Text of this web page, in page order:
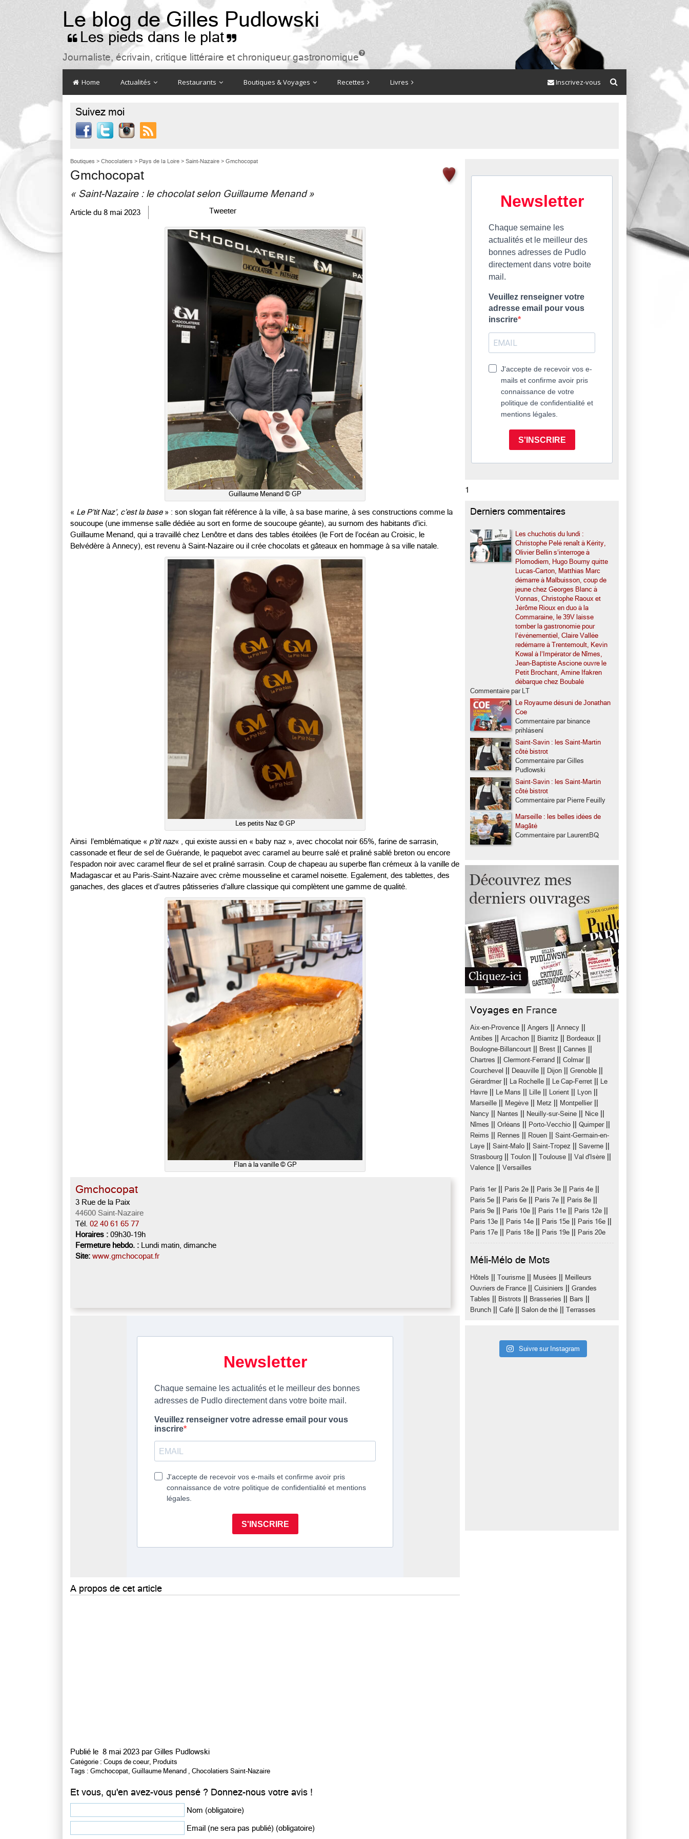
Le blog de Gilles Pudlowski
 Les pieds dans le plat 
Journaliste, écrivain, critique littéraire et chroniqueur gastronomique

Home Actualités Restaurants Boutiques & Voyages Recettes Livres Inscrivez-vous
Suivez moi

Boutiques > Chocolatiers > Pays de la Loire > Saint-Nazaire > Gmchocopat
Gmchocopat
« Saint-Nazaire : le chocolat selon Guillaume Menand »
Article du 8 mai 2023 Tweeter
Guillaume Menand © GP
« Le P’tit Naz’, c’est la base» : son slogan fait référence à la ville, à sa base marine, à ses constructions comme la
soucoupe (une immense salle dédiée au sort en forme de soucoupe géante), au surnom des habitants d’ici.
Guillaume Menand, qui a travaillé chez Lenôtre et dans des tables étoilées (le Fort de l’océan au Croisic, le
Belvédère à Annecy), est revenu à Saint-Nazaire ou il crée chocolats et gâteaux en hommage à sa ville natale.
Les petits Naz © GP
Ainsi l’emblématique « p’tit naz« , qui existe aussi en « baby naz », avec chocolat noir 65%, farine de sarrasin,
cassonade et fleur de sel de Guérande, le paquebot avec caramel au beurre salé et praliné sablé breton ou encore
l’espadon noir avec caramel fleur de sel et praliné sarrasin. Coup de chapeau au superbe flan crémeux à la vanille de
Madagascar et au Paris-Saint-Nazaire avec crème mousseline et caramel noisette. Egalement, des tablettes, des
ganaches, des glaces et d’autres pâtisseries d’allure classique qui complètent une gamme de qualité.
Flan à la vanille © GP
Gmchocopat
3 Rue de la Paix
44600 Saint-Nazaire
Tél. 02 40 61 65 77
Horaires : 09h30-19h
Fermeture hebdo. : Lundi matin, dimanche
Site: www.gmchocopat.fr
A propos de cet article
Publié le 8 mai 2023 par Gilles Pudlowski
Catégorie : Coups de coeur, Produits
Tags : Gmchocopat Guillaume Menand Chocolatiers Saint-Nazaire
Et vous, qu'en avez-vous pensé ? Donnez-nous votre avis !
Nom (obligatoire)
Email (ne sera pas publié) (obligatoire)
Newsletter
Chaque semaine les
actualités et le meilleur des
bonnes adresses de Pudlo
directement dans votre boite
mail.
Veuillez renseigner votre
adresse email pour vous
inscrire
J'accepte de recevoir vos e-
mails et confirme avoir pris
connaissance de votre
politique de confidentialité et
mentions légales.
S'INSCRIRE
1
Derniers commentaires
Les chuchotis du lundi :
Christophe Pelé renaît à Kérity,
Olivier Bellin s’interroge à
Plomodiern, Hugo Bourny quitte
Lucas-Carton, Matthias Marc
démarre à Malbuisson, coup de
jeune chez Georges Blanc à
Vonnas, Christophe Raoux et
Jérôme Rioux en duo à la
Commaraine, le 39V laisse
tomber la gastronomie pour
l’événementiel, Claire Vallée
redémarre à Trentemoult, Kevin
Kowal à l’Impérator de Nîmes,
Jean-Baptiste Ascione ouvre le
Petit Brochant, Amine Ifakren
débarque chez Boubalé
Commentaire par LT
Le Royaume désuni de Jonathan
Coe
Commentaire par binance
prihlásení
Saint-Savin : les Saint-Martin
côté bistrot
Commentaire par Gilles
Pudlowski
Saint-Savin : les Saint-Martin
côté bistrot
Commentaire par Pierre Feuilly
Marseille : les belles idées de
Magâté
Commentaire par LaurentBQ
Voyages en France
Aix-en-Provence Angers Annecy
Antibes Arcachon Biarritz Bordeaux
Boulogne-Billancourt Brest Cannes
Chartres Clermont-Ferrand Colmar||
Courchevel Deauville Dijon Grenoble
Gérardmer|| La Rochelle Le Cap-Ferret
Le
Havre
Le Mans Lille Lorient Lyon
Marseille Megève Metz Montpellier||
Nancy Nantes Neuilly-sur-Seine Nice
Nîmes Orléans Porto-Vecchio Quimper||
Reims Rennes Rouen
Saint-Germain-en-
Laye
Saint-Malo Saint-Tropez Saverne
Strasbourg Toulon Toulouse Val d'Isère
Valence Versailles
Paris 1er|| Paris 2e Paris 3e Paris 4e
Paris 5e Paris 6e Paris 7e Paris 8e
Paris 9e Paris 10e Paris 11e Paris 12e
Paris 13e Paris 14e Paris 15e Paris 16e
Paris 17e Paris 18e Paris 19e Paris 20e
Méli-Mélo de Mots
Hôtels Tourisme Musées
Meilleurs
Ouvriers de France
Cuisiniers
Grandes
Tables
Bistrots Brasseries Bars
Brunch Café Salon de thé Terrasses
Suivre sur Instagram